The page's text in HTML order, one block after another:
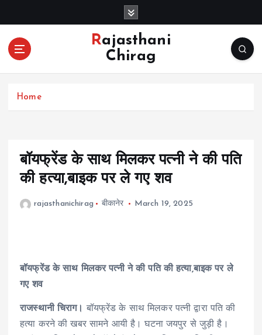
o
Rajasthani
Chirag
Home
बॉयफ्रेंड के साथ मिलकर पत्नी ने की पति
की हत्या,बाइक पर ले गए शव
rajasthanichirag बीकानेर March 19, 2025
बॉयफ्रेंड के साथ मिलकर पत्नी ने की पति की हत्या,बाइक पर ले
गए शव
राजस्थानी चिराग। बॉयफ्रेंड के साथ मिलकर पत्नी द्वारा पति की
हत्या करने की खबर सामने आयी है। घटना जयपुर से जुड़ी है।